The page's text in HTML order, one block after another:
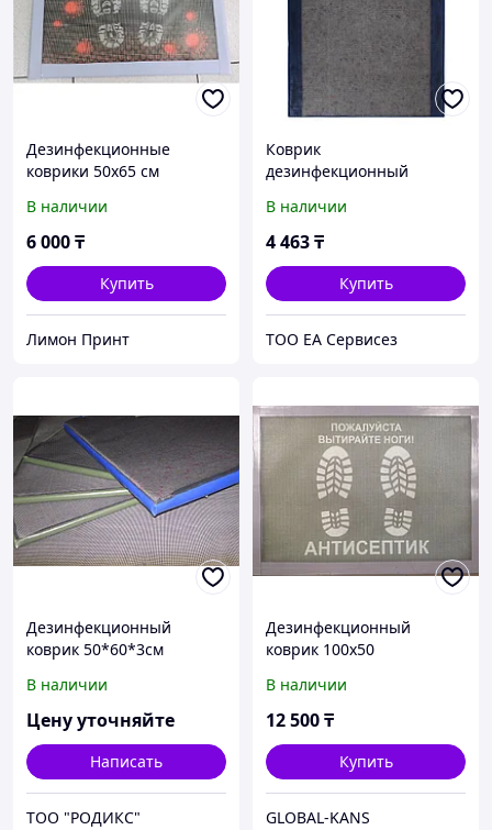
Дезинфекционные
коврики 50х65 см
В наличии
6 000₸
Купить
Лимон Принт
Коврик
дезинфекционный
см, толщина 3 см, серый
В наличии
4 463₸
Купить
ТОО ЕА Сервисез
Дезинфекционный
коврик 50*60*3см
В наличии
Цену уточняйте
Написать
ТОО "РОДИКС"
Дезинфекционный
коврик 100х50
В наличии
12 500₸
Купить
GLOBAL-KANS